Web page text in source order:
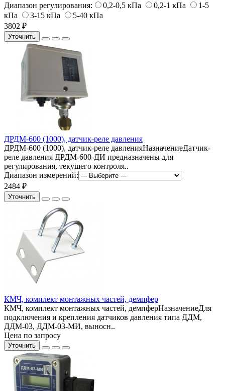
Диапазон регулирования:
0,2-0,5 кПа 0,2-1 кПа
1-5
кПа
3-15 кПа
5-40 кПа
3802 ₽
Уточнить
ДРДМ-600 (1000), датчик-реле давления
ДРДМ-600 (1000), датчик-реле давленияНазначениеДатчик-
реле давления ДРДМ-600-ДИ предназначены для
регулирования, текущего контроля..
Диапазон измерений:
2484 ₽
Уточнить
КМЧ, комплект монтажных частей, демпфер
КМЧ, комплект монтажных частей, демпферНазначениеДля
подключения и крепления датчиков давления типа ДДМ,
ДДМ-03, ДДМ-03-МИ, выносн..
Цена по запросу
Уточнить